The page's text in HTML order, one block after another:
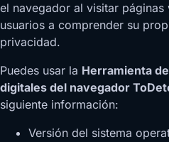
el navegador al visitar
usuarios a comprender su
privacidad.
Puedes usar la Herramienta
digitales del navegador
siguiente información:
Versión del sistema